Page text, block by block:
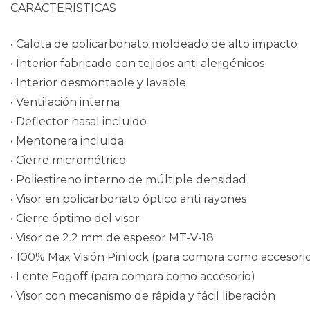
CARACTERISTICAS
• Calota de policarbonato moldeado de alto impacto
• Interior fabricado con tejidos anti alergénicos
• Interior desmontable y lavable
• Ventilación interna
• Deflector nasal incluido
• Mentonera incluida
• Cierre micrométrico
• Poliestireno interno de múltiple densidad
• Visor en policarbonato óptico anti rayones
• Cierre óptimo del visor
• Visor de 2.2 mm de espesor MT-V-18
• 100% Max Visión Pinlock (para compra como
• Lente Fogoff (para compra como accesorio)
• Visor con mecanismo de rápida y fácil liberación